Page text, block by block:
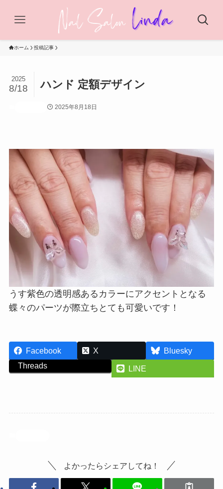
ホーム 投稿記事
ハンド 定額デザイン
2025
8/18
2025年8月18日
うす紫色の透明感あるカラーにアクセントとなる
蝶々のパーツが際立ちとても可愛いです！
Facebook X
Bluesky
Threads
LINE
よかったらシェアしてね！